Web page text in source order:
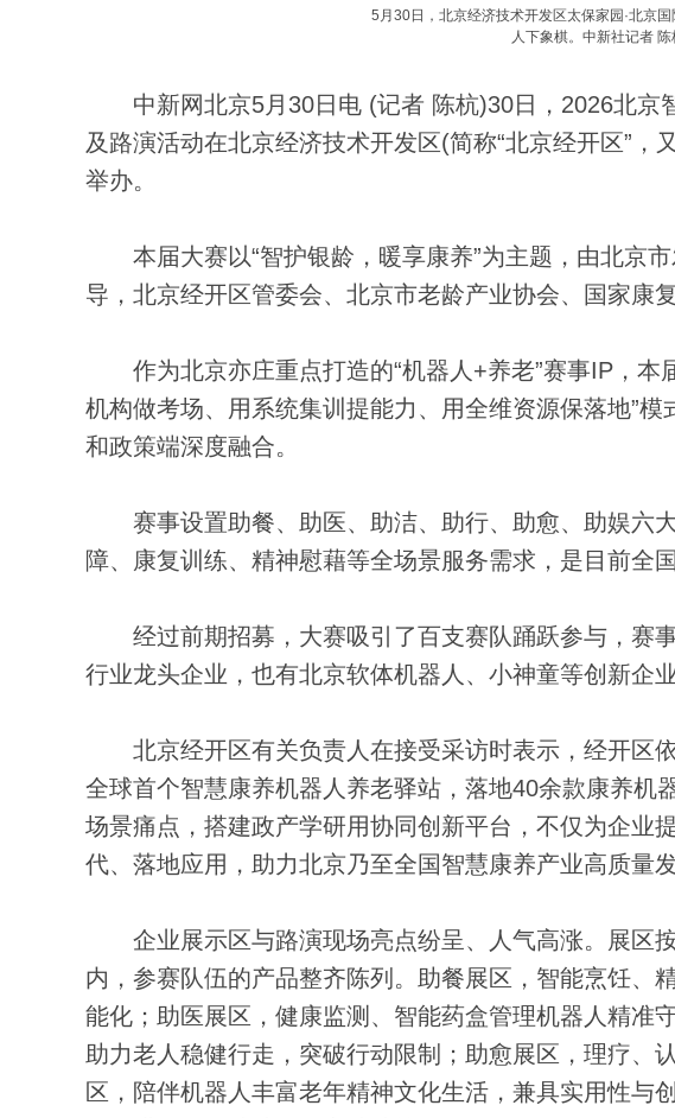
5月30日，北京经济技术开发区太保家园·北京
人下象棋。中新社记者 陈
中新网北京5月30日电 (记者 陈杭)30日，2026北京
及路演活动在北京经济技术开发区(简称“北京经开区”，
举办。
本届大赛以“智护银龄，暖享康养”为主题，由北京市
导，北京经开区管委会、北京市老龄产业协会、国家康
作为北京亦庄重点打造的“机器人+养老”赛事IP，本
机构做考场、用系统集训提能力、用全维资源保落地”
和政策端深度融合。
赛事设置助餐、助医、助洁、助行、助愈、助娱六
障、康复训练、精神慰藉等全场景服务需求，是目前全
经过前期招募，大赛吸引了百支赛队踊跃参与，赛
行业龙头企业，也有北京软体机器人、小神童等创新企
北京经开区有关负责人在接受采访时表示，经开区
全球首个智慧康养机器人养老驿站，落地40余款康养机
场景痛点，搭建政产学研用协同创新平台，不仅为企业
代、落地应用，助力北京乃至全国智慧康养产业高质量发
企业展示区与路演现场亮点纷呈、人气高涨。展区
内，参赛队伍的产品整齐陈列。助餐展区，智能烹饪、
能化；助医展区，健康监测、智能药盒管理机器人精准
助力老人稳健行走，突破行动限制；助愈展区，理疗、
区，陪伴机器人丰富老年精神文化生活，兼具实用性与